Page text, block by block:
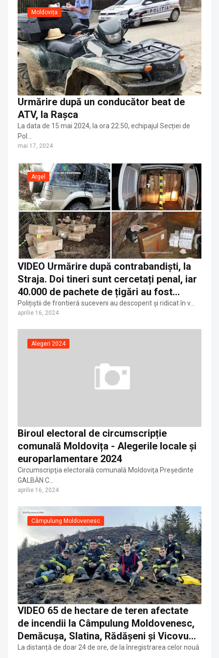
Moldovița
Urmărire după un conducător beat de
ATV, la Rașca
La data de 15 mai 2024, la ora 22:50, echipajul Secției de
Pol…
mai 17, 2024
Argel
VIDEO Urmărire după contrabandiști, la
Straja. Doi tineri sunt cercetați penal, iar
40.000 de pachete de țigări au fost
confiscate de polițiștii de frontieră
Polițiștii de frontieră suceveni au descoperit şi ridicat în v…
aprilie 16, 2024
Alegeri 2024
Biroul electoral de circumscripție
comunală Moldovița - Alegerile locale și
europarlamentare 2024
Circumscripţia electorală comunală Moldoviţa Președinte
GALBĂN C…
aprilie 16, 2024
Câmpulung Moldovenesc
VIDEO 65 de hectare de teren afectate
de incendii la Câmpulung Moldovenesc,
Demăcușa, Slatina, Rădășeni și Vicovu
de Sus
La distanță de doar 24 de ore, de la înregistrarea celor nouă